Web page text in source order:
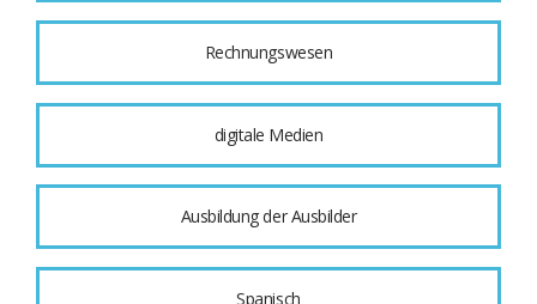
Rechnungswesen
digitale Medien
Ausbildung der Ausbilder
Spanisch